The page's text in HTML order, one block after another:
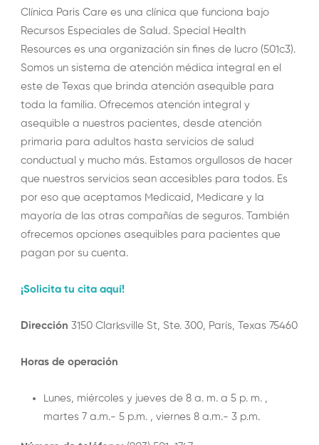
Clínica Paris Care es una clínica que funciona bajo
Recursos Especiales de Salud. Special Health
Resources es una organización sin fines de lucro (501c3).
Somos un sistema de atención médica integral en el
este de Texas que brinda atención asequible para
toda la familia. Ofrecemos atención integral y
asequible a nuestros pacientes, desde atención
primaria para adultos hasta servicios de salud
conductual y mucho más. Estamos orgullosos de hacer
que nuestros servicios sean accesibles para todos. Es
por eso que aceptamos Medicaid, Medicare y la
mayoría de las otras compañías de seguros. También
ofrecemos opciones asequibles para pacientes que
pagan por su cuenta.
¡Solicita tu cita aquí!
Dirección 3150 Clarksville St, Ste. 300, París, Texas 75460
Horas de operación
Lunes, miércoles y jueves de 8 a. m. a 5 p. m. ,
martes 7 a.m.- 5 p.m. , viernes 8 a.m.- 3 p.m.